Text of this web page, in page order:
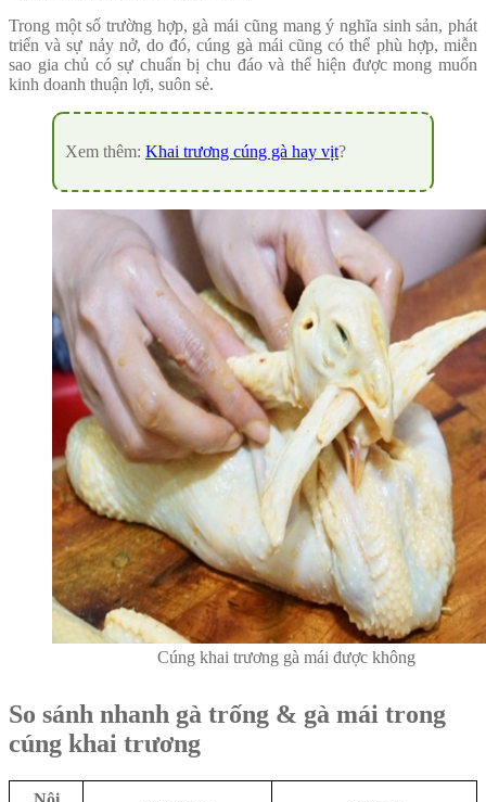
Trong một số trường hợp, gà mái cũng mang ý nghĩa sinh sản, phát
triển và sự nảy nở, do đó, cúng gà mái cũng có thể phù hợp, miễn
sao gia chủ có sự chuẩn bị chu đáo và thể hiện được mong muốn
kinh doanh thuận lợi, suôn sẻ.
Xem thêm: Khai trương cúng gà hay vịt?
Cúng khai trương gà mái được không
So sánh nhanh gà trống & gà mái trong
cúng khai trương